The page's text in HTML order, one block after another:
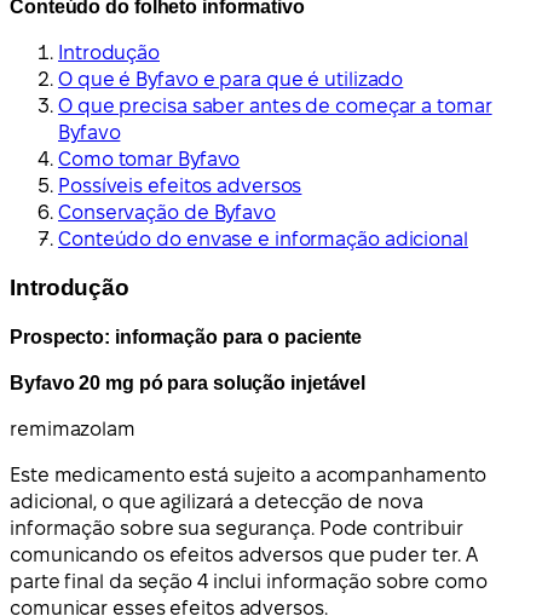
Conteúdo do folheto informativo
Introdução
O que é Byfavo e para que é utilizado
O que precisa saber antes de começar a tomar
Byfavo
Como tomar Byfavo
Possíveis efeitos adversos
Conservação de Byfavo
Conteúdo do envase e informação adicional
Introdução
Prospecto: informação para o paciente
Byfavo 20 mg pó para solução injetável
remimazolam
Este medicamento está sujeito a acompanhamento
adicional, o que agilizará a detecção de nova
informação sobre sua segurança. Pode contribuir
comunicando os efeitos adversos que puder ter. A
parte final da seção 4 inclui informação sobre como
comunicar esses efeitos adversos.